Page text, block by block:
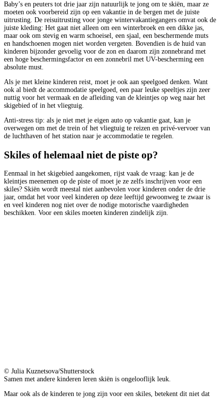
Baby’s en peuters tot drie jaar zijn natuurlijk te jong om te skiën, maar ze
moeten ook voorbereid zijn op een vakantie in de bergen met de juiste
uitrusting. De reisuitrusting voor jonge wintervakantiegangers omvat ook de
juiste kleding: Het gaat niet alleen om een winterbroek en een dikke jas,
maar ook om stevig en warm schoeisel, een sjaal, een beschermende muts
en handschoenen mogen niet worden vergeten. Bovendien is de huid van
kinderen bijzonder gevoelig voor de zon en daarom zijn zonnebrand met
een hoge beschermingsfactor en een zonnebril met UV-bescherming een
absolute must.
Als je met kleine kinderen reist, moet je ook aan speelgoed denken. Want
ook al biedt de accommodatie speelgoed, een paar leuke speeltjes zijn zeer
nuttig voor het vermaak en de afleiding van de kleintjes op weg naar het
skigebied of in het vliegtuig.
Anti-stress tip: als je niet met je eigen auto op vakantie gaat, kan je
overwegen om met de trein of het vliegtuig te reizen en privé-vervoer van
de luchthaven of het station naar je accommodatie te regelen.
Skiles of helemaal niet de piste op?
Eenmaal in het skigebied aangekomen, rijst vaak de vraag: kan je de
kleintjes meenemen op de piste of moet je ze zelfs inschrijven voor een
skiles? Skiën wordt meestal niet aanbevolen voor kinderen onder de drie
jaar, omdat het voor veel kinderen op deze leeftijd gewoonweg te zwaar is
en veel kinderen nog niet over de nodige motorische vaardigheden
beschikken. Voor een skiles moeten kinderen zindelijk zijn.
© Julia Kuznetsova/Shutterstock
Samen met andere kinderen leren skiën is ongelooflijk leuk.
Maar ook als de kinderen te jong zijn voor een skiles, betekent dit niet dat